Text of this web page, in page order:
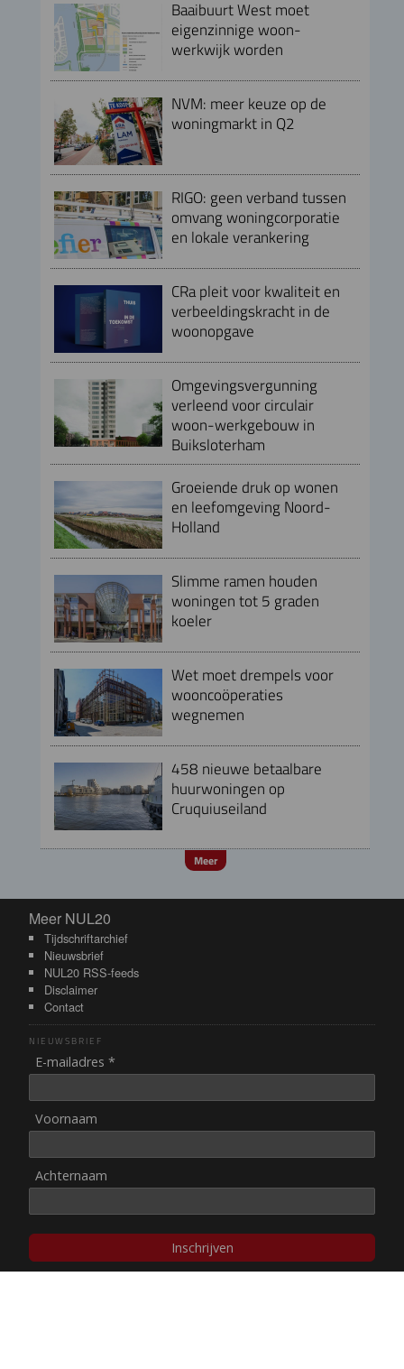
Baaibuurt West moet
eigenzinnige woon-
werkwijk worden
NVM: meer keuze op de
woningmarkt in Q2
RIGO: geen verband tussen
omvang woningcorporatie
en lokale verankering
CRa pleit voor kwaliteit en
verbeeldingskracht in de
woonopgave
Omgevingsvergunning
verleend voor circulair
woon-werkgebouw in
Buiksloterham
Groeiende druk op wonen
en leefomgeving Noord-
Holland
Slimme ramen houden
woningen tot 5 graden
koeler
Wet moet drempels voor
wooncoöperaties
wegnemen
458 nieuwe betaalbare
huurwoningen op
Cruquiuseiland
Meer
Meer NUL20
Meer NUL20
Tijdschriftarchief
Nieuwsbrief
NUL20 RSS-feeds
Disclaimer
Contact
NIEUWSBRIEF
E-mailadres *
Voornaam
Achternaam
Inschrijven